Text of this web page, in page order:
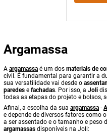
Argamassa
A argamassa é um dos materiais de
civil. É fundamental para garantir a
sua versatilidade vai desde o
paredes e fachadas. Por isso, a Joli
todas as etapas do projeto e bolsos,
Afinal, a escolha da sua argamassa -
e depende de diversos fatores como
a ser assentado e o tamanho e peso
argamassas disponíveis na Joli: